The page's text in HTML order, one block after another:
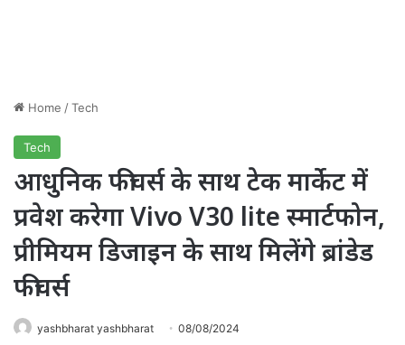
Home /Tech
Tech
आधुनिक फीचर्स के साथ टेक मार्केट में
प्रवेश करेगा Vivo V30 lite स्मार्टफोन,
प्रीमियम डिजाइन के साथ मिलेंगे ब्रांडेड
फीचर्स
yashbharat yashbharat 08/08/2024